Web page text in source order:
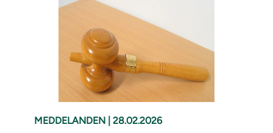
MEDDELANDEN 28.02.2026